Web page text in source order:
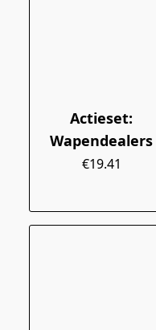
Actieset:
Wapendealers
€19.41